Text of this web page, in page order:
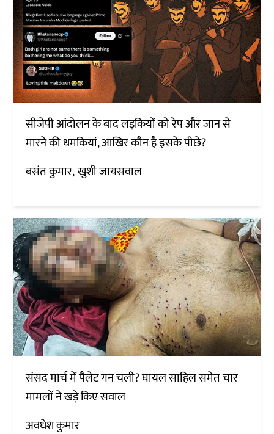
सीजेपी आंदोलन के बाद लड़कियों को रेप और जान से
मारने की धमकियां, आखिर कौन है इसके पीछे?
बसंत कुमार खुशी जायसवाल
संसद मार्च में पैलेट गन चली? घायल साहिल समेत चार
मामलों ने खड़े किए सवाल
अवधेश कुमार